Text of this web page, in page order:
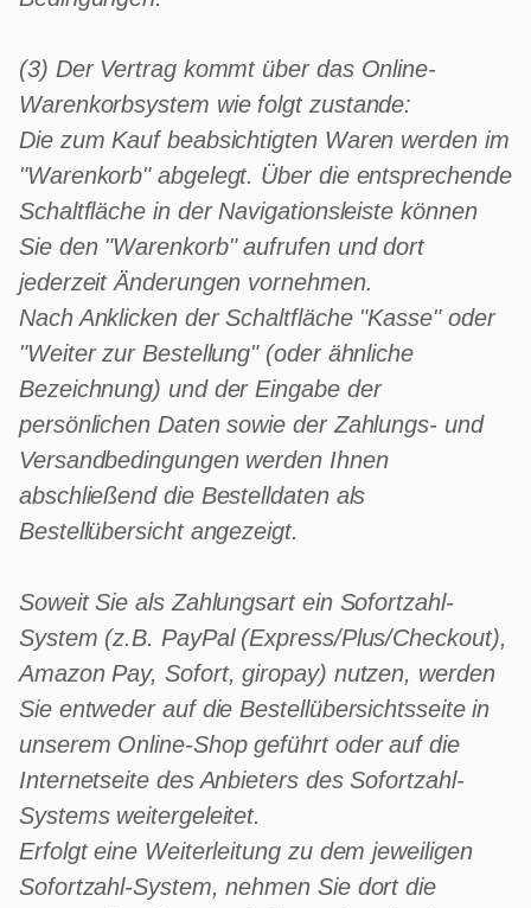
(3) Der Vertrag kommt über das Online-
Warenkorbsystem wie folgt zustande:
Die zum Kauf beabsichtigten Waren werden im
"Warenkorb" abgelegt. Über die entsprechende
Schaltfläche in der Navigationsleiste können
Sie den "Warenkorb" aufrufen und dort
jederzeit Änderungen vornehmen.
Nach Anklicken der Schaltfläche "Kasse" oder
"Weiter zur Bestellung" (oder ähnliche
Bezeichnung) und der Eingabe der
persönlichen Daten sowie der Zahlungs- und
Versandbedingungen werden Ihnen
abschließend die Bestelldaten als
Bestellübersicht angezeigt.
Soweit Sie als Zahlungsart ein Sofortzahl-
System (z.B. PayPal (Express/Plus/Checkout),
Amazon Pay, Sofort, giropay) nutzen, werden
Sie entweder auf die Bestellübersichtsseite in
unserem Online-Shop geführt oder auf die
Internetseite des Anbieters des Sofortzahl-
Systems weitergeleitet.
Erfolgt eine Weiterleitung zu dem jeweiligen
Sofortzahl-System, nehmen Sie dort die